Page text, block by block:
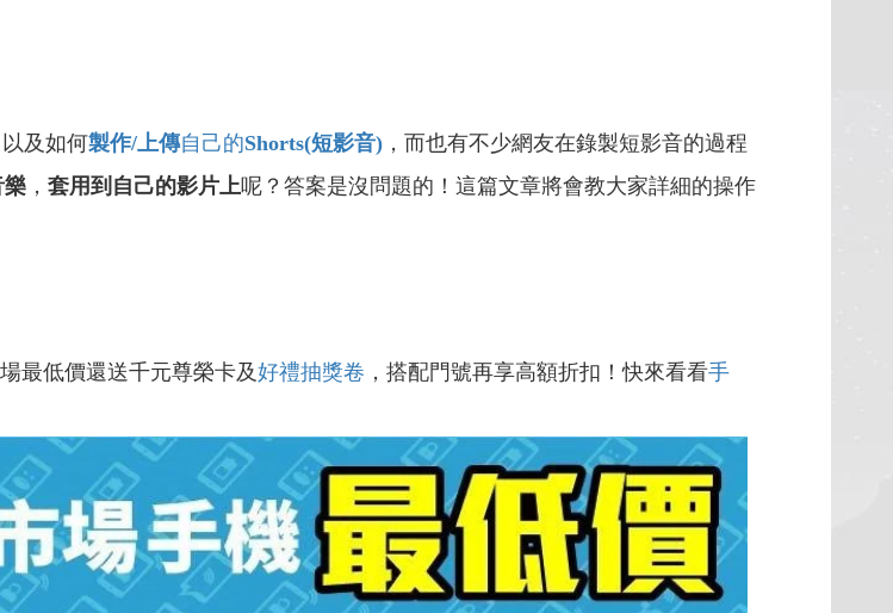
及如何製作/ 上傳自己的Shorts(短影音) ，而也有不少網友在錄製短影音的過程
樂 ， 套用到自己的影片上呢？答案是沒問題的！這篇文章將會教大家詳細的操作
最低價還送千元尊榮卡及好禮抽獎卷 ，搭配門號再享高額折扣！快來看看手